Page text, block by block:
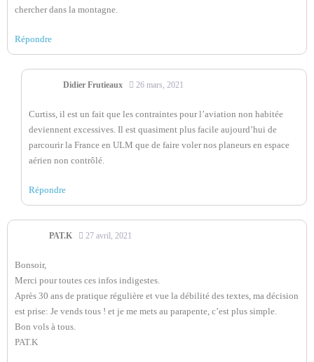
chercher dans la montagne.
Répondre
Didier Frutieaux 26 mars, 2021
Curtiss, il est un fait que les contraintes pour l’aviation non habitée
deviennent excessives. Il est quasiment plus facile aujourd’hui de
parcourir la France en ULM que de faire voler nos planeurs en espace
aérien non contrôlé.
Répondre
PAT.K 27 avril, 2021
Bonsoir,
Merci pour toutes ces infos indigestes.
Après 30 ans de pratique régulière et vue la débilité des textes, ma décision
est prise: Je vends tous ! et je me mets au parapente, c’est plus simple.
Bon vols à tous.
PAT.K